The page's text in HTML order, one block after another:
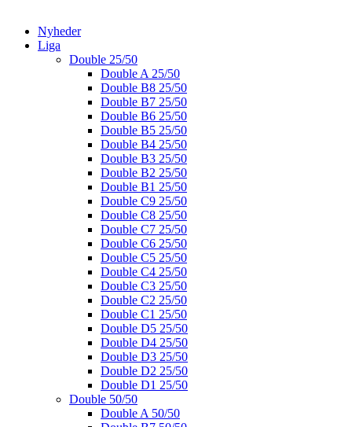
Nyheder
Liga
Double 25/50
Double A 25/50
Double B8 25/50
Double B7 25/50
Double B6 25/50
Double B5 25/50
Double B4 25/50
Double B3 25/50
Double B2 25/50
Double B1 25/50
Double C9 25/50
Double C8 25/50
Double C7 25/50
Double C6 25/50
Double C5 25/50
Double C4 25/50
Double C3 25/50
Double C2 25/50
Double C1 25/50
Double D5 25/50
Double D4 25/50
Double D3 25/50
Double D2 25/50
Double D1 25/50
Double 50/50
Double A 50/50